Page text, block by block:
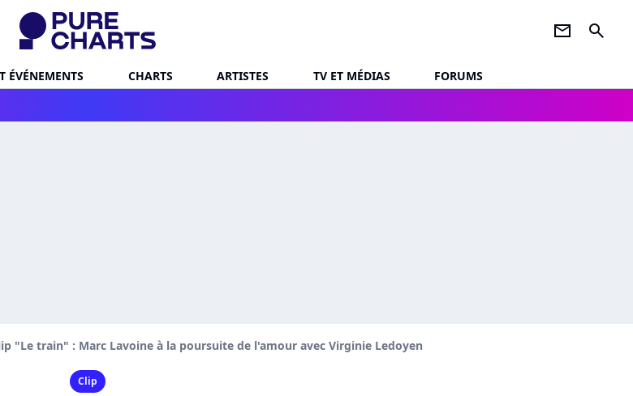
newsletter search
ÉVÉNEMENTS CHARTS ARTISTES TV ET MÉDIAS
FORUMS
"Le train" : Marc Lavoine à la poursuite de l'amour avec Virginie Ledoyen
Clip